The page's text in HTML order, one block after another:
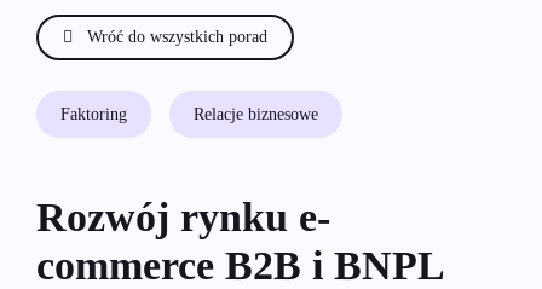
Wróć do wszystkich porad
Faktoring Relacje biznesowe
Rozwój rynku e-
commerce B2B i BNPL